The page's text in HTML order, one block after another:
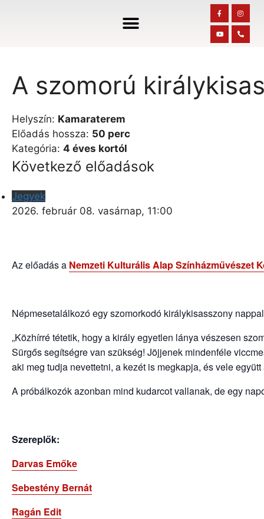
A szomorú
Helyszín: Kamaraterem
Előadás hossza: 50 perc
Kategória: 4 éves kortól
Következő előadások
Jegyek
2026. február 08. vasárnap, 11:00
Az előadás a Nemzeti Kulturális Alap Színházművészet
Népmesetalálkozó egy szomorkodó királykisasszony
„Közhírré tétetik, hogy a király egyetlen lánya vészesen
Sürgős segítségre van szükség! Jöjjenek mindenféle
aki meg tudja nevettetni, a kezét is megkapja, és vele
A próbálkozók azonban mind kudarcot vallanak, de egy
Szereplők:
Darvas Emőke
Sebestény Bernát
Ragán Edit